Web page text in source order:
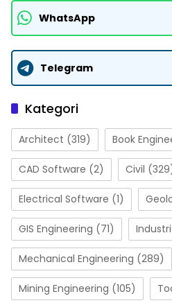
WhatsApp
Telegram
Kategori
Architect (319) Book
CAD Software (2) Civil
Electrical Software (1)
GIS Engineering (71)
Mechanical Engineering (289)
Mining Engineering (105)